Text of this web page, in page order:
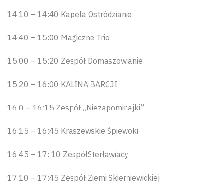
14:10 – 14:40 Kapela Ostródzianie
14:40 – 15:00 Magiczne Trio
15:00 – 15:20 Zespół Domaszowianie
15:20 – 16:00 KALINA BARCJI
16:0 – 16:15 Zespół „Niezapominajki”
16:15 – 16:45 Kraszewskie Śpiewoki
16:45 – 17: 10 ZespółSterławiacy
17:10 – 17:45 Zespół Ziemi Skierniewickiej